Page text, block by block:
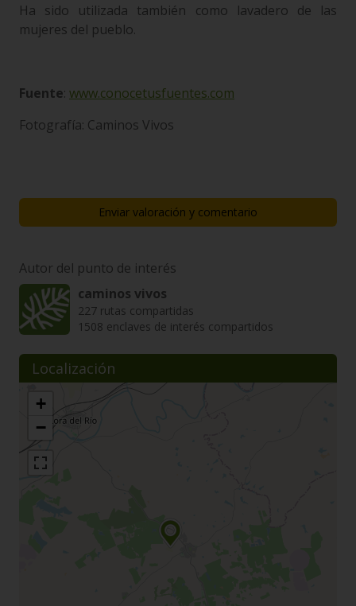
Ha sido utilizada también como lavadero de las
mujeres del pueblo.
Fuente: www.conocetusfuentes.com
Fotografía: Caminos Vivos
Enviar valoración y comentario
Autor del punto de interés
caminos vivos
227 rutas compartidas
1508 enclaves de interés compartidos
Localización
+
−